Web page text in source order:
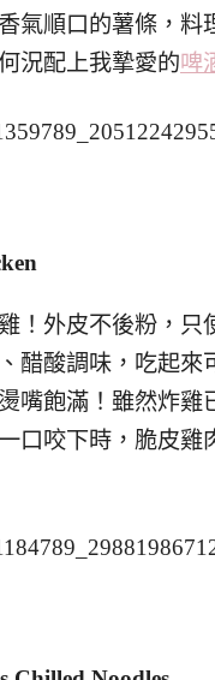
氣順口的薯條，
況配上我摯愛的啤
！外皮不後粉，
醋酸調味，吃起
嘴飽滿！雖然炸
口咬下時，脆皮